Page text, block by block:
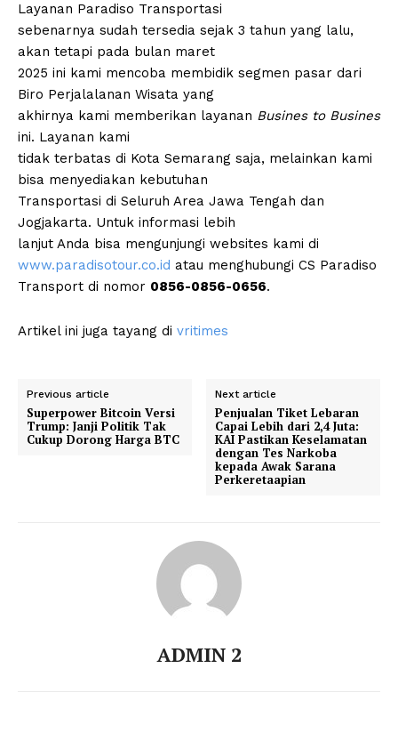
Layanan Paradiso Transportasi
sebenarnya sudah tersedia sejak 3 tahun yang lalu,
akan tetapi pada bulan maret
2025 ini kami mencoba membidik segmen pasar dari
Biro Perjalalanan Wisata yang
akhirnya kami memberikan layanan Busines to Busines
ini. Layanan kami
tidak terbatas di Kota Semarang saja, melainkan kami
bisa menyediakan kebutuhan
Transportasi di Seluruh Area Jawa Tengah dan
Jogjakarta. Untuk informasi lebih
lanjut Anda bisa mengunjungi websites kami di
www.paradisotour.co.id atau menghubungi CS Paradiso
Transport di nomor 0856-0856-0656.
Artikel ini juga tayang di vritimes
Previous article
Superpower Bitcoin Versi
Trump: Janji Politik Tak
Cukup Dorong Harga BTC
Next article
Penjualan Tiket Lebaran
Capai Lebih dari 2,4 Juta:
KAI Pastikan Keselamatan
dengan Tes Narkoba
kepada Awak Sarana
Perkeretaapian
ADMIN 2